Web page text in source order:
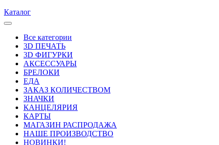
Каталог
Все категории
3D ПЕЧАТЬ
3D ФИГУРКИ
АКСЕССУАРЫ
БРЕЛОКИ
ЕДА
ЗАКАЗ КОЛИЧЕСТВОМ
ЗНАЧКИ
КАНЦЕЛЯРИЯ
КАРТЫ
МАГАЗИН РАСПРОДАЖА
НАШЕ ПРОИЗВОДСТВО
НОВИНКИ!